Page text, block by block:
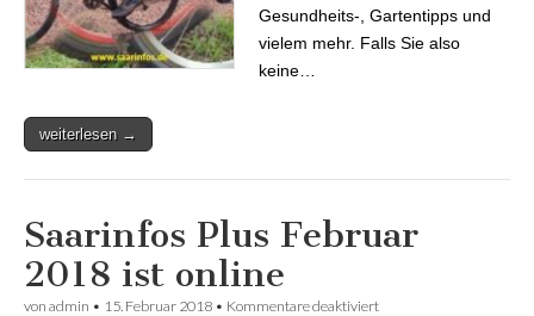
Gesundheits-, Gartentipps und
vielem mehr. Falls Sie also
keine…
weiterlesen →
Saarinfos Plus Februar
2018 ist online
von admin • 15. Februar 2018 • Kommentare deaktiviert